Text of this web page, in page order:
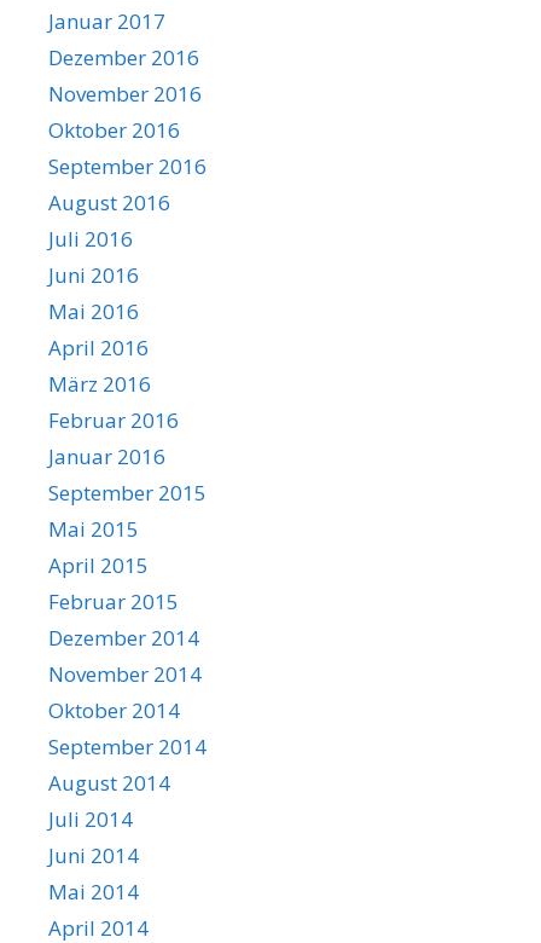
Januar 2017
Dezember 2016
November 2016
Oktober 2016
September 2016
August 2016
Juli 2016
Juni 2016
Mai 2016
April 2016
März 2016
Februar 2016
Januar 2016
September 2015
Mai 2015
April 2015
Februar 2015
Dezember 2014
November 2014
Oktober 2014
September 2014
August 2014
Juli 2014
Juni 2014
Mai 2014
April 2014